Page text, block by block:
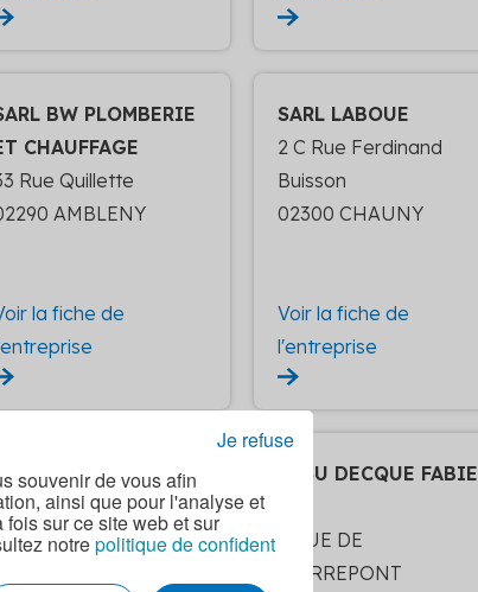
souvenir de vous afin
ainsi que pour l'analyse et
sur ce site web et sur
notrepolitique de confident
Je refuse
BW PLOMBERIE
CHAUFFAGE
Rue Quillette
AMBLENY
la fiche de
SARL LABOUE
2 C Rue Ferdinand
Buisson
02300 CHAUNY
Voir la fiche de
l'entreprise
DESSEY DAVID
ROUTE NATIONALE
ROMENY-SUR-
SASU DECQUE FABIE
1 RUE DE
PIERREPONT